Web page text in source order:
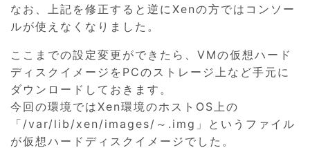
なお、上記を修正すると逆にXenの方ではコンソー
ルが使えなくなりました。
ここまでの設定変更ができたら、VMの仮想ハード
ディスクイメージをPCのストレージ上など手元に
ダウンロードしておきます。
今回の環境ではXen環境のホストOS上の
「/var/lib/xen/images/～.img」というファイル
が仮想ハードディスクイメージでした。